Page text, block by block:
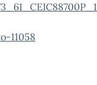
11058